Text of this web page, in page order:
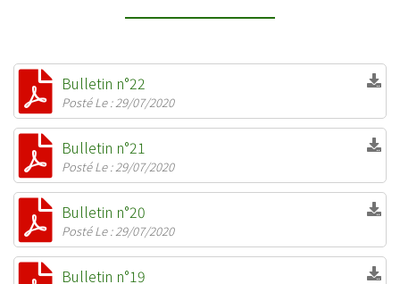
Bulletin n°22
Posté Le : 29/07/2020
Bulletin n°21
Posté Le : 29/07/2020
Bulletin n°20
Posté Le : 29/07/2020
Bulletin n°19